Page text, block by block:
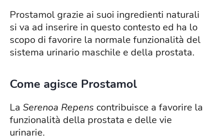
Prostamol grazie ai suoi ingredienti naturali
si va ad inserire in questo contesto ed ha lo
scopo di favorire la normale funzionalità del
sistema urinario maschile e della prostata.
Come agisce Prostamol
La Serenoa Repens contribuisce a favorire la
funzionalità della prostata e delle vie
urinarie.